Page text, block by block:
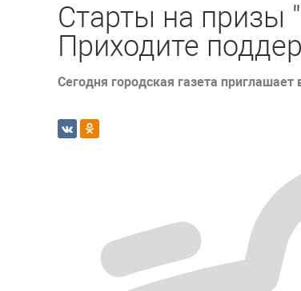
Старты на призы
Приходите
Сегодня городская газета